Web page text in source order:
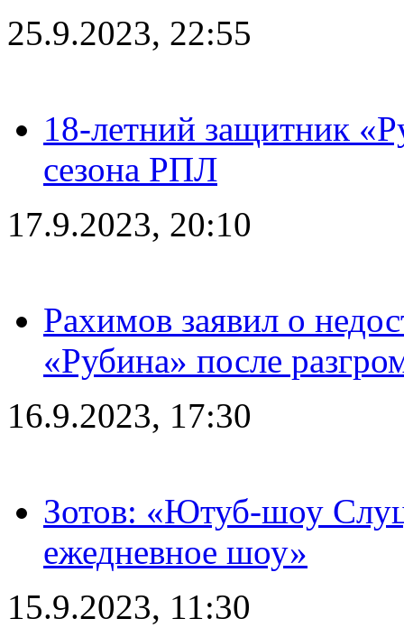
25.9.2023, 22:55
18-летний защитник
сезона РПЛ
17.9.2023, 20:10
Рахимов заявил о
«Рубина» после
16.9.2023, 17:30
Зотов: «Ютуб-шоу
ежедневное шоу»
15.9.2023, 11:30